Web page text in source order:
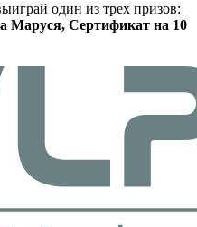
один из трех призов:
Маруся, Сертификат на 10